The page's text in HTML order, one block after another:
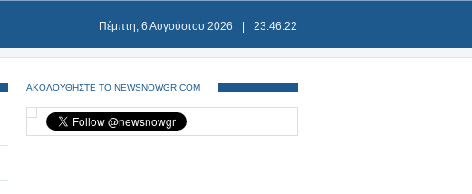
Πέμπτη, 6 Αυγούστου 2026 23:46:23
ΑΚΟΛΟΥΘΗΣΤΕ ΤΟ NEWSNOWGR.COM